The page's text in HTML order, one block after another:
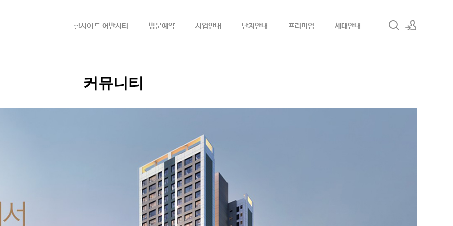
힐사이드 어반시티 방문예약 사업안내 단지안내 프리미엄 세대안내
커뮤니티